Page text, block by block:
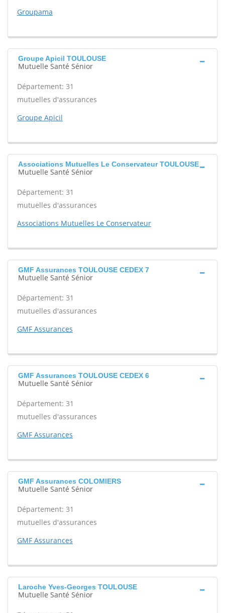
Groupama
Groupe Apicil TOULOUSE
Mutuelle Santé Sénior
Département: 31
mutuelles d'assurances
Groupe Apicil
Associations Mutuelles Le Conservateur TOULOUSE
Mutuelle Santé Sénior
Département: 31
mutuelles d'assurances
Associations Mutuelles Le Conservateur
GMF Assurances TOULOUSE CEDEX 7
Mutuelle Santé Sénior
Département: 31
mutuelles d'assurances
GMF Assurances
GMF Assurances TOULOUSE CEDEX 6
Mutuelle Santé Sénior
Département: 31
mutuelles d'assurances
GMF Assurances
GMF Assurances COLOMIERS
Mutuelle Santé Sénior
Département: 31
mutuelles d'assurances
GMF Assurances
Laroche Yves-Georges TOULOUSE
Mutuelle Santé Sénior